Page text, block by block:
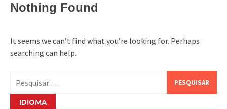
Nothing Found
It seems we can’t find what you’re looking for. Perhaps
searching can help.
por:
IDIOMA